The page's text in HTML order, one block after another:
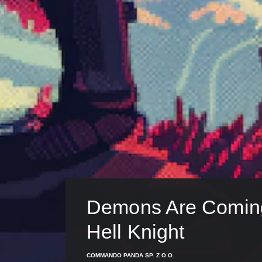
Demons Are
Hell Knight
COMMANDO PANDA SP. Z O.O.